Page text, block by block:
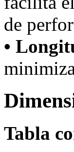
de
•
Tabla